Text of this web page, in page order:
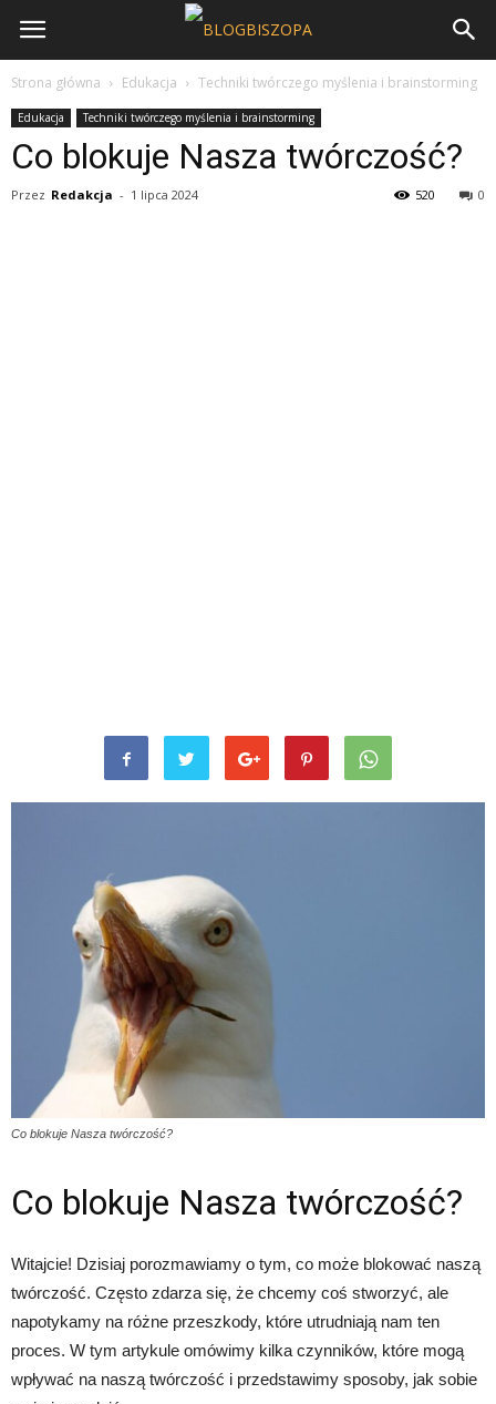
Strona główna Edukacja Techniki twórczego myślenia i brainstorming
Edukacja Techniki twórczego myślenia i brainstorming
Co blokuje Nasza twórczość?
Przez Redakcja - 1 lipca 2024 0
520
Co blokuje Nasza twórczość?
Co blokuje Nasza twórczość?
Witajcie! Dzisiaj porozmawiamy o tym, co może blokować naszą
twórczość. Często zdarza się, że chcemy coś stworzyć, ale
napotykamy na różne przeszkody, które utrudniają nam ten
proces. W tym artykule omówimy kilka czynników, które mogą
wpływać na naszą twórczość i przedstawimy sposoby, jak sobie